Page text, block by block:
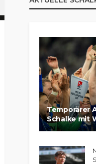
Temporärer
Schalke mit